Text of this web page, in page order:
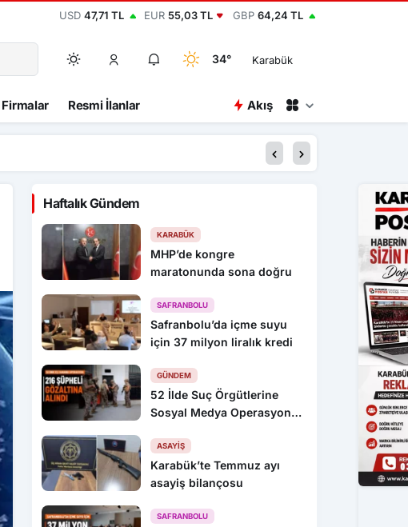
USD 47,71 TL EUR 55,03 TL GBP 64,24 TL
34° Karabük
Firmalar Resmi İlanlar Akış
00:15 2 bin yıllık antik
Haftalık Gündem
KARABÜK
MHP’de kongre
maratonunda sona doğru
SAFRANBOLU
Safranbolu’da içme suyu
için 37 milyon liralık kredi
GÜNDEM
52 İlde Suç Örgütlerine
Sosyal Medya Operasyonu:
ASAYIŞ
Karabük’te Temmuz ayı
asayiş bilançosu
SAFRANBOLU